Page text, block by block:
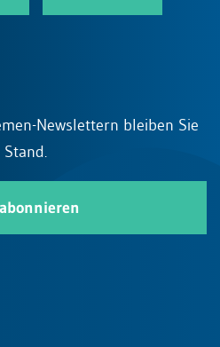
Newslettern bleiben Sie